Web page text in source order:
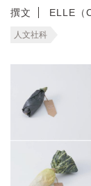
撰文 ELLE（
人文社科